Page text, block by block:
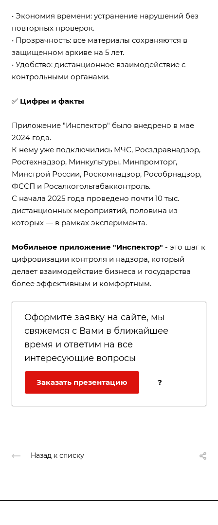
Оформите заявку на сайте, мы
свяжемся с Вами в ближайшее
время и ответим на все
интересующие вопросы
Заказать презентацию ?
• Экономия времени: устранение нарушений без
повторных проверок.
• Прозрачность: все материалы сохраняются в
защищенном архиве на 5 лет.
• Удобство: дистанционное взаимодействие с
контрольными органами.
✅ Цифры и факты
Приложение "Инспектор" было внедрено в мае
2024 года.
К нему уже подключились МЧС, Росздравнадзор,
Ростехнадзор, Минкультуры, Минпромторг,
Минстрой России, Роскомнадзор, Рособрнадзор,
ФССП и Росалкогольтабакконтроль.
С начала 2025 года проведено почти 10 тыс.
дистанционных мероприятий, половина из
которых — в рамках эксперимента.
Мобильное приложение "Инспектор" - это шаг к
цифровизации контроля и надзора, который
делает взаимодействие бизнеса и государства
более эффективным и комфортным.
Назад к списку